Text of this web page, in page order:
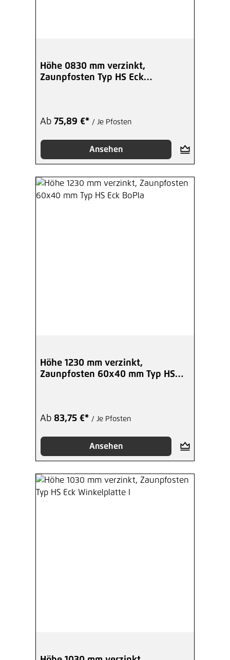
Höhe 0830 mm verzinkt,
Zaunpfosten Typ HS Eck
Ab 75,89 €* / Je Pfosten
Ansehen
Höhe 1230 mm verzinkt,
Zaunpfosten 60x40 mm Typ HS
Ab 83,75 €* / Je Pfosten
Ansehen